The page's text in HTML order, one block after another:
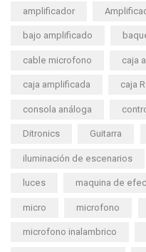
amplificador
bajo amplificado
cable microfono caja
caja amplificada caja
consola análoga
Ditronics Guitarra
iluminación de escenarios
luces maquina de
micro microfono
microfono inalambrico